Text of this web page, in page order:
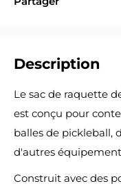
Description
Le sac de raquette
est conçu pour
balles de pickleball,
d'autres
Construit avec des